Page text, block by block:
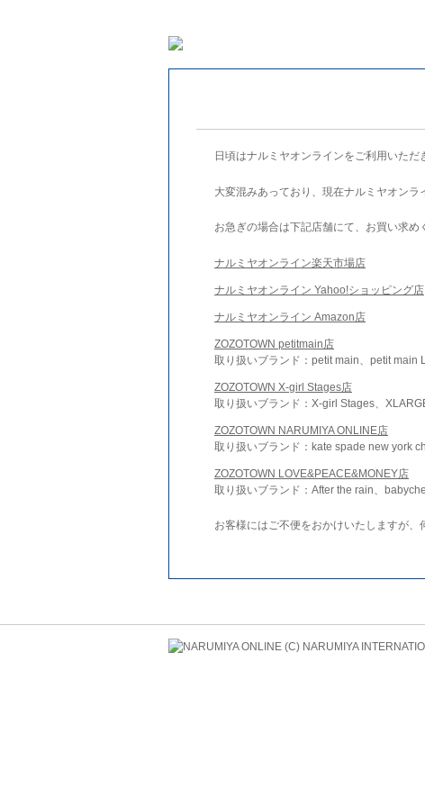
日頃はナルミヤオンラインをご利用いただ
大変混みあっており、現在ナルミヤオンラ
お急ぎの場合は下記店舗にて、お買い求め
ナルミヤオンライン楽天市場店
ナルミヤオンライン Yahoo!ショッピング店
ナルミヤオンライン Amazon店
ZOZOTOWN petitmain店
取り扱いブランド：petit main、petit main
ZOZOTOWN X-girl Stages店
取り扱いブランド：X-girl Stages、
ZOZOTOWN NARUMIYA ONLINE店
取り扱いブランド：kate spade new york
ZOZOTOWN LOVE&PEACE&MONEY店
取り扱いブランド：After the rain、
お客様にはご不便をおかけいたしますが、